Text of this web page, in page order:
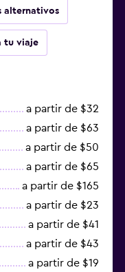
alternativos
tu viaje
a partir de $32
a partir de $63
a partir de $50
a partir de $65
a partir de $165
a partir de $23
a partir de $41
a partir de $43
a partir de $19